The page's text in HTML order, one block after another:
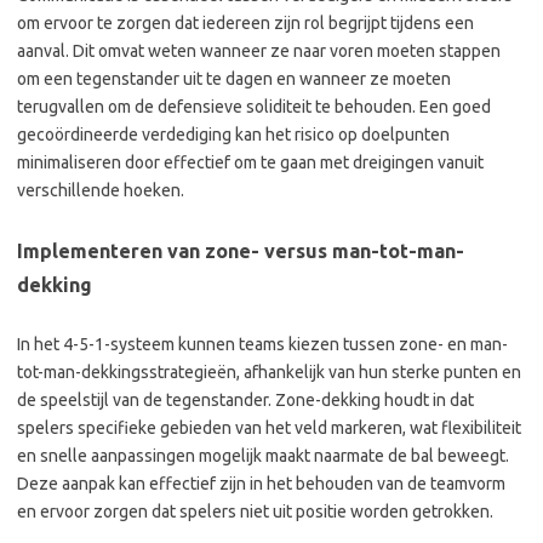
om ervoor te zorgen dat iedereen zijn rol begrijpt tijdens een
aanval. Dit omvat weten wanneer ze naar voren moeten stappen
om een tegenstander uit te dagen en wanneer ze moeten
terugvallen om de defensieve soliditeit te behouden. Een goed
gecoördineerde verdediging kan het risico op doelpunten
minimaliseren door effectief om te gaan met dreigingen vanuit
verschillende hoeken.
Implementeren van zone- versus man-tot-man-
dekking
In het 4-5-1-systeem kunnen teams kiezen tussen zone- en man-
tot-man-dekkingsstrategieën, afhankelijk van hun sterke punten en
de speelstijl van de tegenstander. Zone-dekking houdt in dat
spelers specifieke gebieden van het veld markeren, wat flexibiliteit
en snelle aanpassingen mogelijk maakt naarmate de bal beweegt.
Deze aanpak kan effectief zijn in het behouden van de teamvorm
en ervoor zorgen dat spelers niet uit positie worden getrokken.